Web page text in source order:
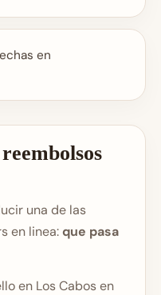
en
una de las
en linea:que pasa
en Los Cabos en